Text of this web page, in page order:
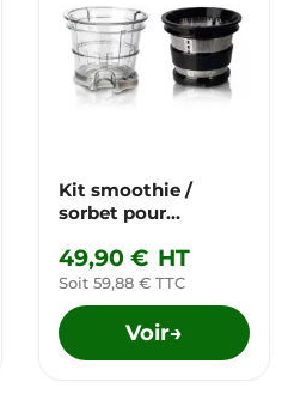
Kit smoothie /
sorbet pour
49,90 € HT
Soit 59,88 € TTC
Voir→